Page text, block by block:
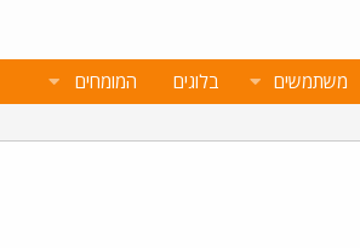
משתמשים בלוגים המומחים